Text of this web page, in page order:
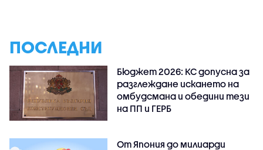
ПОСЛЕДНИ
Бюджет 2026: КС допусна за
разглеждане искането на
омбудсмана и обедини тези
на ПП и ГЕРБ
От Япония до милиарди